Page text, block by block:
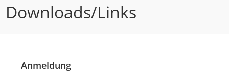
Downloads/Links
Anmeldung